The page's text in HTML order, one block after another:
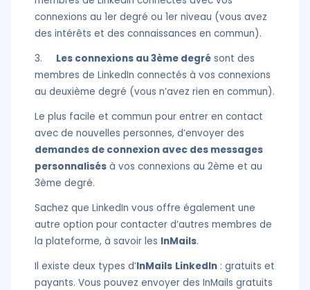
connexions au 1er degré ou 1er niveau (vous avez
des intérêts et des connaissances en commun).
3. Les connexions au 3ème degré sont des
membres de LinkedIn connectés à vos connexions
au deuxième degré (vous n’avez rien en commun).
Le plus facile et commun pour entrer en contact
avec de nouvelles personnes, d’envoyer des
demandes de connexion avec des messages
personnalisés à vos connexions au 2ème et au
3ème degré.
Sachez que LinkedIn vous offre également une
autre option pour contacter d’autres membres de
la plateforme, à savoir les InMails.
Il existe deux types d’InMails LinkedIn : gratuits et
payants. Vous pouvez envoyer des InMails gratuits